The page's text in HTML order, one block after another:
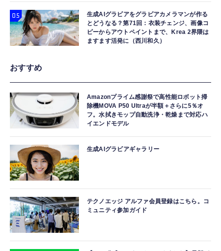
生成AIグラビアをグラビアカメラマンが作る
とどうなる？第71回：衣装チェンジ、画像コ
ピーからアウトペイントまで、Krea 2界隈は
ますます活発に（西川和久）
おすすめ
Amazonプライム感謝祭で高性能ロボット掃
除機MOVA P50 Ultraが半額＋さらに5％オ
フ。水拭きモップ自動洗浄・乾燥まで対応ハ
イエンドモデル
生成AIグラビアギャラリー
テクノエッジ アルファ会員登録はこちら。コ
ミュニティ参加ガイド